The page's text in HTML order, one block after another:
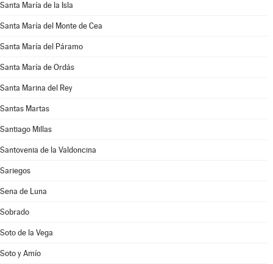
Santa María de la Isla
Santa María del Monte de Cea
Santa María del Páramo
Santa María de Ordás
Santa Marina del Rey
Santas Martas
Santiago Millas
Santovenia de la Valdoncina
Sariegos
Sena de Luna
Sobrado
Soto de la Vega
Soto y Amío